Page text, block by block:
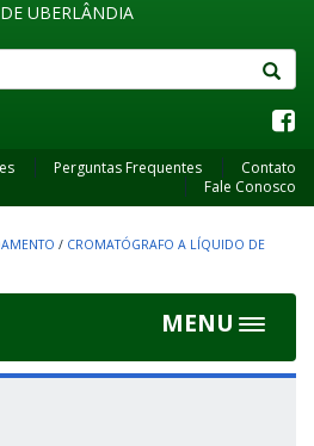
UBERLÂNDIA
Perguntas Frequentes
Contato
Fale Conosco
/ CROMATÓGRAFO A LÍQUIDO DE
MENU
Toggle